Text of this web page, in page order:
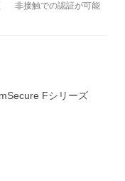
非接触での認証が可能
Fシリーズ